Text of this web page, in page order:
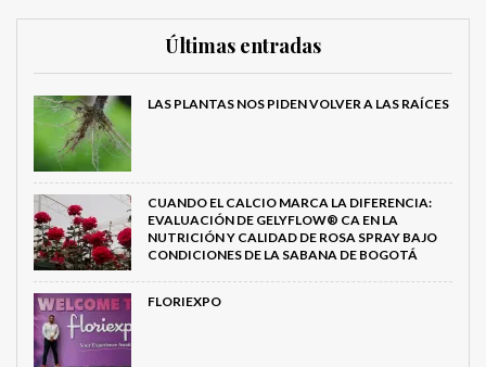
Últimas entradas
LAS PLANTAS NOS PIDEN VOLVER A LAS RAÍCES
CUANDO EL CALCIO MARCA LA DIFERENCIA:
EVALUACIÓN DE GELYFLOW® CA EN LA
NUTRICIÓN Y CALIDAD DE ROSA SPRAY BAJO
CONDICIONES DE LA SABANA DE BOGOTÁ
FLORIEXPO